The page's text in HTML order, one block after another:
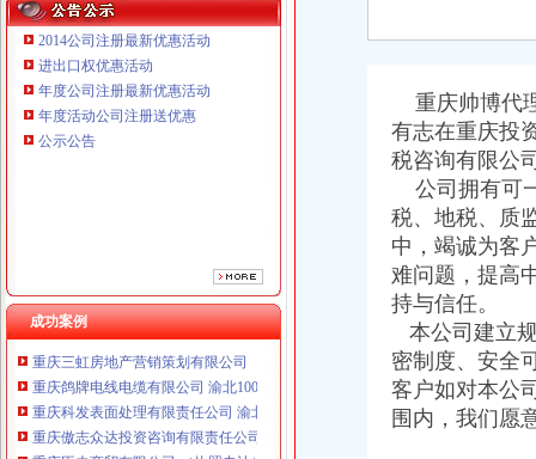
本站导航
2014公司注册最新优惠活动
进出口权优惠活动
年度公司注册最新优惠活动
年度活动公司注册送优惠
公示公告
成功案例
重庆鸽牌电线电缆有限公司 渝北10010万 (进出口权)
重庆科发表面处理有限责任公司 渝北800万 （进出口权）
重庆傲志众达投资咨询有限责任公司 渝九1000万 （增资）
重庆海谛升进出口贸易有限公司 渝北100万 （进出口权）
重庆奕欣锦诚商贸有限公司 渝九50万 （工商注册）
重庆信同广告有限公司 渝沙50万 （工商注册）
重庆三虹房地产营销策划有限公司
重庆鸽牌电线电缆有限公司 渝北10010万 (进出口权)
重庆科发表面处理有限责任公司 渝北800万 （进出口权）
重庆傲志众达投资咨询有限责任公司 渝九1000万 （增资）
重庆臣夫商贸有限公司 （执照专让）
重庆帅博代
有志在重庆投
税咨询有限公
公司拥有可
税、地税、质
中，竭诚为客
难问题，提高
持与信任。
本公司建立
密制度、安全
客户如对本公
围内，我们愿